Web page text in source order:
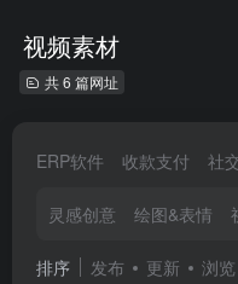
视频素材
共 6 篇网址
ERP软件 收款支付 社
灵感创意 绘图&表情
排序 发布 更新 浏览